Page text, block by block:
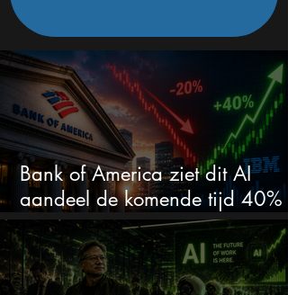
Bank of America ziet dit AI
aandeel de komende tijd 40%
stijgen na 20% daling